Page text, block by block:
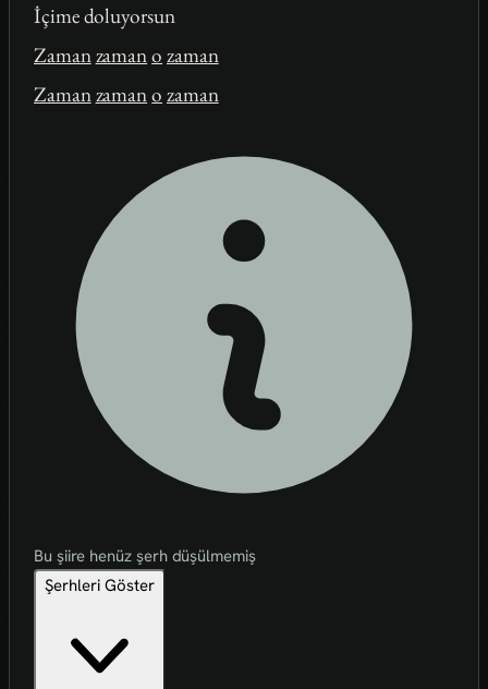
İçime doluyorsun
Zamanzamano zaman
Zamanzamano zaman
Bu şiire henüz şerh düşülmemiş
Şerhleri Göster